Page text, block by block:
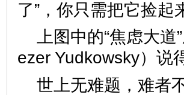
了”，你只需把它捡起
上图中的“焦虑大道
ezer Yudkowsky）说
世上无难题，难者